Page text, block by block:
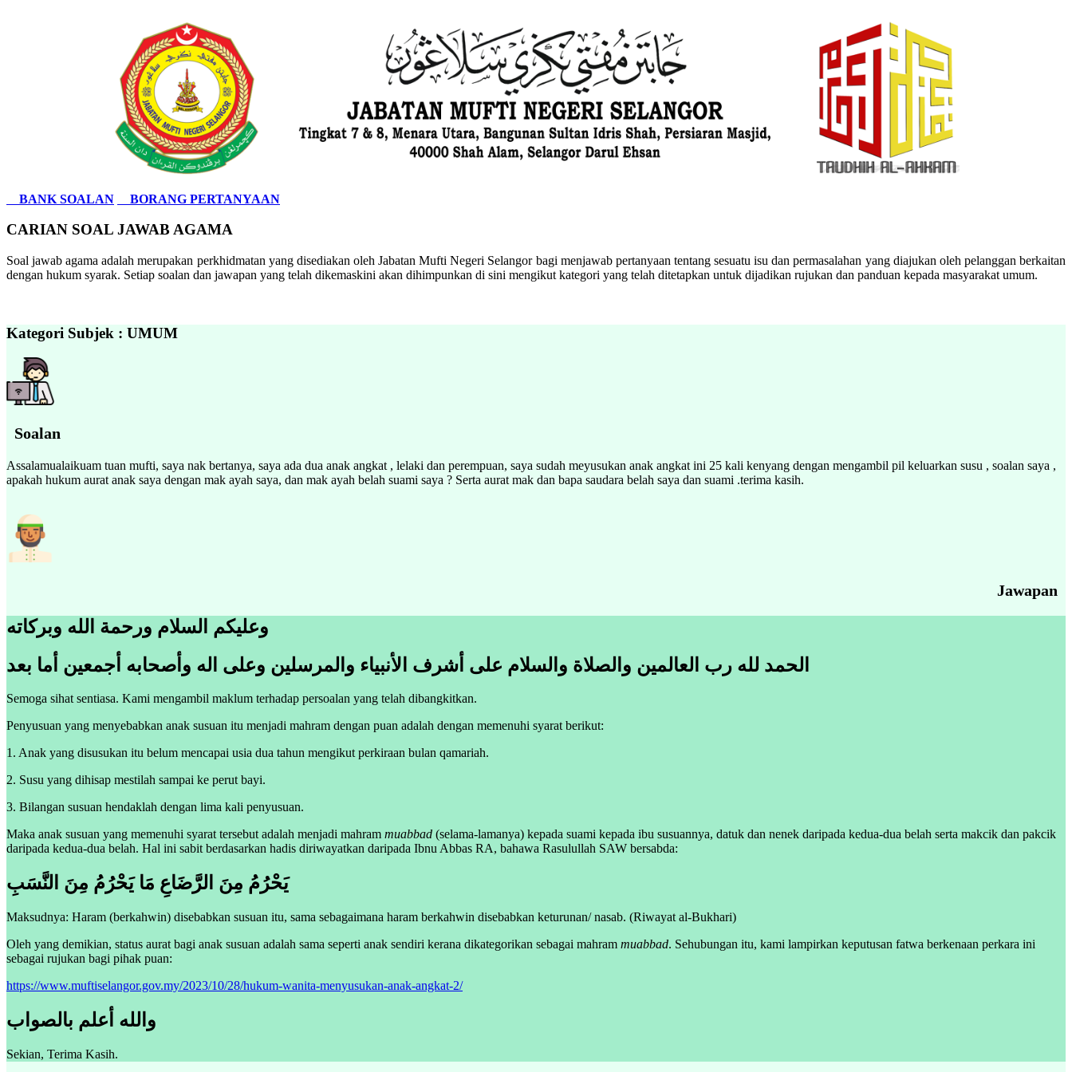
BANK SOALAN BORANG PERTANYAAN
CARIAN SOAL JAWAB AGAMA
Soal jawab agama adalah merupakan perkhidmatan yang disediakan oleh Jabatan Mufti Negeri Selangor bagi menjawab pertanyaan tentang sesuatu isu dan permasalahan yang diajukan oleh pelanggan berkaitan
dengan hukum syarak. Setiap soalan dan jawapan yang telah dikemaskini akan dihimpunkan di sini mengikut kategori yang telah ditetapkan untuk dijadikan rujukan dan panduan kepada masyarakat umum.
Kategori Subjek : UMUM
Soalan
Assalamualaikuam tuan mufti, saya nak bertanya, saya ada dua anak angkat , lelaki dan perempuan, saya sudah meyusukan anak angkat ini 25 kali kenyang dengan mengambil pil keluarkan susu , soalan saya ,
apakah hukum aurat anak saya dengan mak ayah saya, dan mak ayah belah suami saya ? Serta aurat mak dan bapa saudara belah saya dan suami .terima kasih.
Jawapan
وعليكم السلام ورحمة الله وبركاته
الحمد لله رب العالمين والصلاة والسلام على أشرف الأنبياء والمرسلين وعلى اله وأصحابه أجمعين أما بعد
Semoga sihat sentiasa. Kami mengambil maklum terhadap persoalan yang telah dibangkitkan.
Penyusuan yang menyebabkan anak susuan itu menjadi mahram dengan puan adalah dengan memenuhi syarat berikut:
1. Anak yang disusukan itu belum mencapai usia dua tahun mengikut perkiraan bulan qamariah.
2. Susu yang dihisap mestilah sampai ke perut bayi.
3. Bilangan susuan hendaklah dengan lima kali penyusuan.
Maka anak susuan yang memenuhi syarat tersebut adalah menjadi mahram muabbad (selama-lamanya) kepada suami kepada ibu susuannya, datuk dan nenek daripada kedua-dua belah serta makcik dan pakcik
daripada kedua-dua belah. Hal ini sabit berdasarkan hadis diriwayatkan daripada Ibnu Abbas RA, bahawa Rasulullah SAW bersabda:
يَحْرُمُ مِنَ الرَّضَاعِ مَا يَحْرُمُ مِنَ النَّسَبِ
Maksudnya: Haram (berkahwin) disebabkan susuan itu, sama sebagaimana haram berkahwin disebabkan keturunan/ nasab. (Riwayat al-Bukhari)
Oleh yang demikian, status aurat bagi anak susuan adalah sama seperti anak sendiri kerana dikategorikan sebagai mahram muabbad. Sehubungan itu, kami lampirkan keputusan fatwa berkenaan perkara ini
sebagai rujukan bagi pihak puan:
https://www.muftiselangor.gov.my/2023/10/28/hukum-wanita-menyusukan-anak-angkat-2/
والله أعلم بالصواب
Sekian, Terima Kasih.